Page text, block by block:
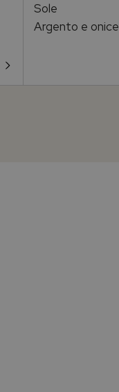
Sole
Argento e onice